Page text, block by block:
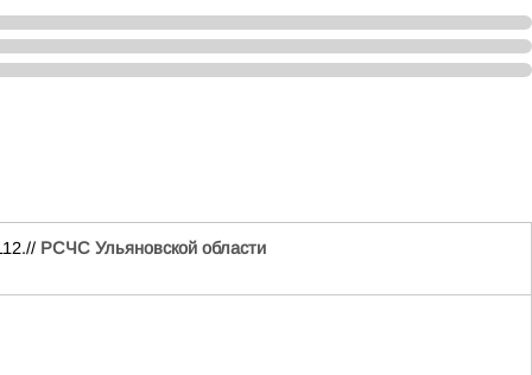
РСЧС Ульяновской области